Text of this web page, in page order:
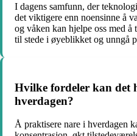
I dagens samfunn, der
det viktigere enn noensinne å
og våken kan hjelpe oss med
til stede i øyeblikket og unngå
Hvilke fordeler kan det
hverdagen?
Å praktisere nare i hverdagen